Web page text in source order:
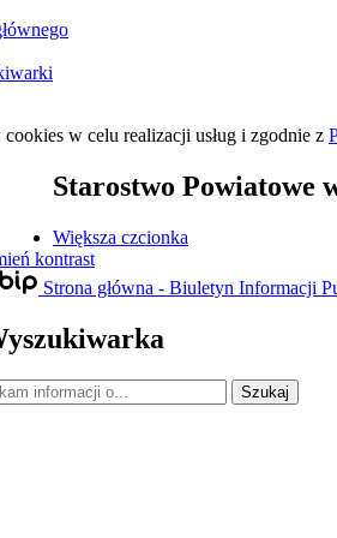
cookies w celu realizacji usług i zgodnie z
Starostwo Powiatowe
Większa czcionka
kontrast
Strona główna - Biuletyn Informacji
Szukaj